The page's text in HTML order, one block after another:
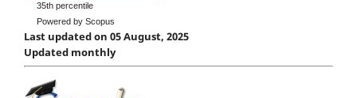
35th percentile
Powered by Scopus
Last updated on 05 August, 2025
Updated monthly